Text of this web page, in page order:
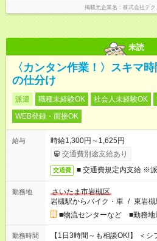
掲載元企業名 株式会社テク
未読
〈カンタン作業！〉スキマ
の仕分け
派遣 職種未経験OK 社会人未経験OK
WEB登録・面接OK
給与
時給1,300円～1,625円
交通費別途支給あり
交通費 ■ 交通費規定内支給 ※
勤務地
さいたま市岩槻区
岩槻駅からバイク・車 / 東岩
■物流センターなど ■勤務地
勤務時間 【1日3時間～も相談OK!】 ＜シフト例＞ 9:00～12:00 10:00～